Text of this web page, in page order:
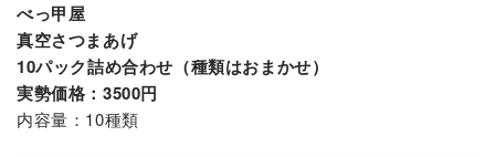
べっ甲屋
真空さつまあげ
10パック詰め合わせ（種類はおまかせ）
実勢価格：3500円
内容量：10種類